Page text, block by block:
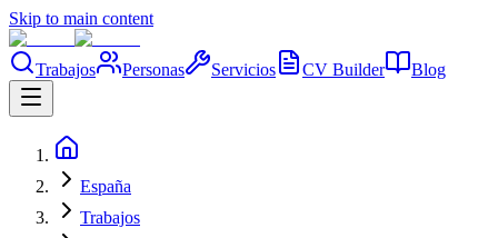
Skip to main content
Trabajos Personas Servicios CV Builder Blog
España
Trabajos